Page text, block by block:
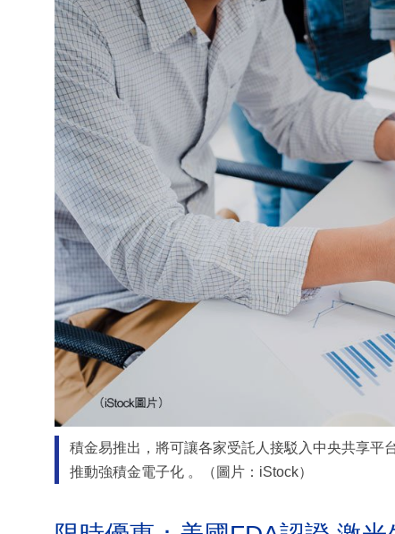
積金易推出，將可讓各家受託人接駁入中央共享平
推動強積金電子化 。（圖片：iStock）